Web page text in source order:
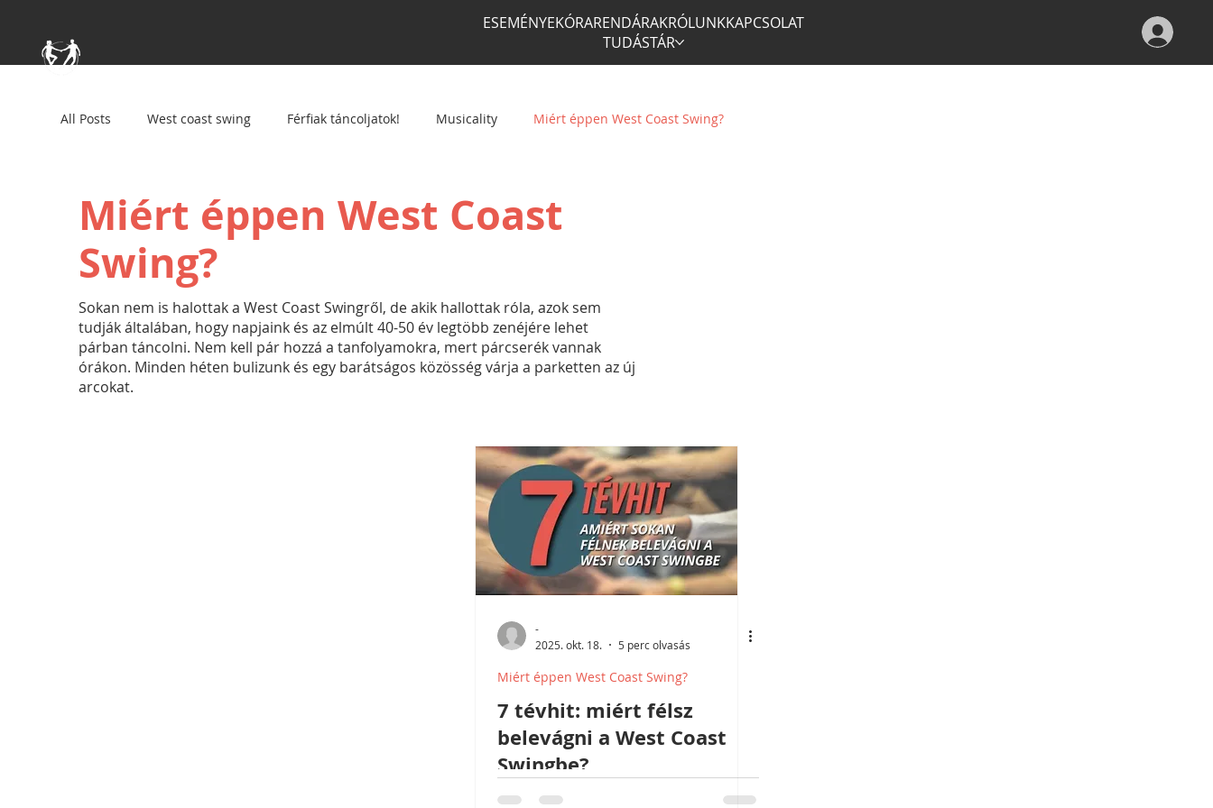
ESEMÉNYEKÓRARENDÁRAKRÓLUNKKAPCSOLAT
TUDÁSTÁR
All Posts West coast swing Férfiak táncoljatok! Musicality Miért éppen West Coast Swing?
Miért éppen West Coast
Swing?
Sokan nem is halottak a West Coast Swingről, de akik hallottak róla, azok sem
tudják általában, hogy napjaink és az elmúlt 40-50 év legtöbb zenéjére lehet
párban táncolni. Nem kell pár hozzá a tanfolyamokra, mert párcserék vannak
órákon. Minden héten bulizunk és egy barátságos közösség várja a parketten az új
arcokat.
-
2025. okt. 18.
5 perc olvasás
Miért éppen West Coast Swing?
7 tévhit: miért félsz
belevágni a West Coast
Swingbe?